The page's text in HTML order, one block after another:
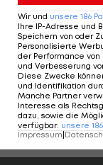
er.
Wir und unsere 186
Ihre IP-Adresse und
Speichern von oder
Personalisierte
der Performance
und Verbesserung
Diese Zwecke
und Identifikation
Manche Partner
Interesse als
dazu, sowie die
verfügbar: unsere 186
Impressum